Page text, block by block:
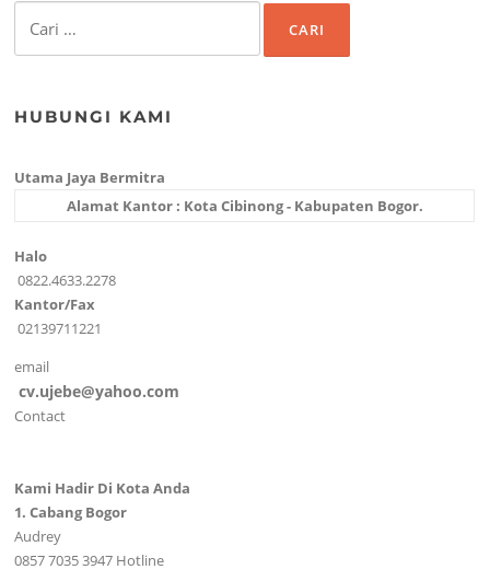
untuk:
HUBUNGI KAMI
Utama Jaya Bermitra
Alamat Kantor : Kota Cibinong - Kabupaten Bogor.
Halo
0822.4633.2278
Kantor/Fax
02139711221
email
cv.ujebe@yahoo.com
Contact
Kami Hadir Di Kota Anda
1. Cabang Bogor
Audrey
0857 7035 3947 Hotline